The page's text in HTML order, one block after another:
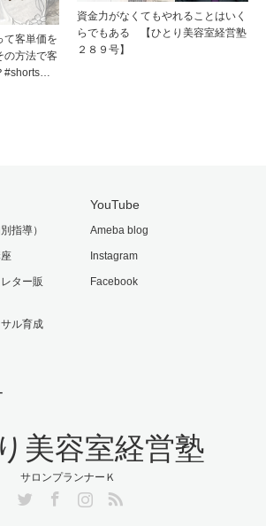
て客単価を
の方法で客
#shorts…
資金力がなくてもやれることはいく
らでもある 【ひとり美容室経営塾
２８９号】
指導）
ター販
ル育成
YouTube
Ameba blog
Instagram
Facebook
美容室経営塾
サロンプランナーＫ